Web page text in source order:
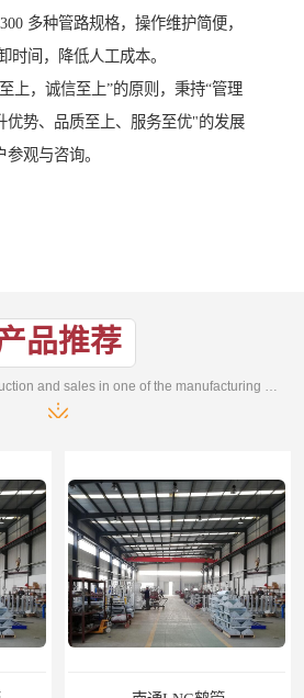
多种管路规格，操作维护简便，
时间，降低人工成本。
上，诚信至上”的原则，秉持“管理
优势、品质至上、服务至优"的发展
观与咨询。
品推荐
Development, design, production and sales in one of the manufacturing enterprises